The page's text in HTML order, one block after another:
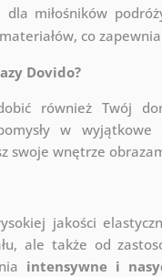
miłośników
co
Dovido?
również Twój
w
swoje wnętrze
jakości
ale także od
intensywne i